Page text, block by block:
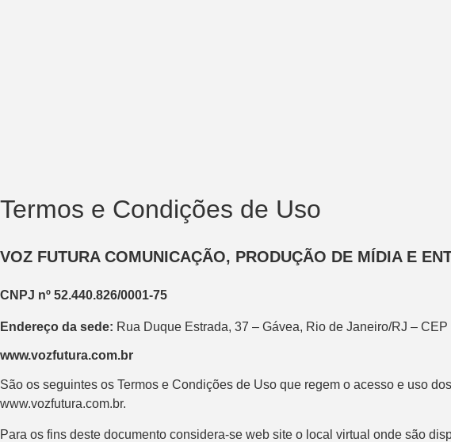
Termos e Condições de Uso
VOZ FUTURA COMUNICAÇÃO, PRODUÇÃO DE MÍDIA E
CNPJ nº 52.440.826/0001-75
Endereço da sede: Rua Duque Estrada, 37 – Gávea, Rio de Janeiro/RJ –
www.vozfutura.com.br
São os seguintes os Termos e Condições de Uso que regem o acesso e uso
www.vozfutura.com.br.
Para os fins deste documento considera-se web site o local virtual onde são